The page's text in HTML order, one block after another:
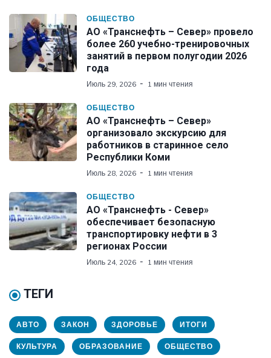
ОБЩЕСТВО
АО «Транснефть – Север» провело
более 260 учебно-тренировочных
занятий в первом полугодии 2026
года
Июль 29, 2026 1 мин чтения
ОБЩЕСТВО
АО «Транснефть – Север»
организовало экскурсию для
работников в старинное село
Республики Коми
Июль 28, 2026 1 мин чтения
ОБЩЕСТВО
АО «Транснефть - Север»
обеспечивает безопасную
транспортировку нефти в 3
регионах России
Июль 24, 2026 1 мин чтения
ТЕГИ
АВТО ЗАКОН ЗДОРОВЬЕ ИТОГИ
КУЛЬТУРА ОБРАЗОВАНИЕ ОБЩЕСТВО